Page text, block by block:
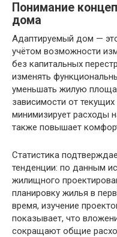
Понимание
дома
Адаптируемый дом —
учётом возможности
без капитальных
изменять
уменьшать жилую
зависимости от
минимизирует расходы
также повышает
Статистика
тенденции: по данным
жилищного
планировку жилья в
время, изучение
показывает, что
сокращают общие